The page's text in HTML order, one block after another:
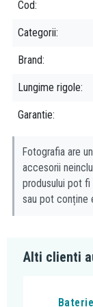
Cod
Categorii
Brand
Lungime rigole
Garantie
Fotografia are
accesorii
produsului pot
sau pot conține
Alti clienti